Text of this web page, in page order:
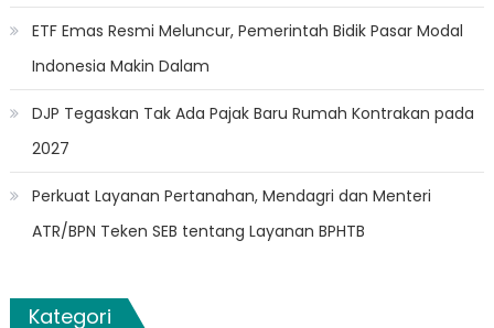
ETF Emas Resmi Meluncur, Pemerintah Bidik Pasar Modal
Indonesia Makin Dalam
DJP Tegaskan Tak Ada Pajak Baru Rumah Kontrakan pada
2027
Perkuat Layanan Pertanahan, Mendagri dan Menteri
ATR/BPN Teken SEB tentang Layanan BPHTB
Kategori